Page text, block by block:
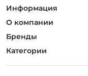
Информация
Политика
Гарантия
Оплата и доставка
О компании
О компании
Контакты
Бренды
Artelamp
Категории
Люстры